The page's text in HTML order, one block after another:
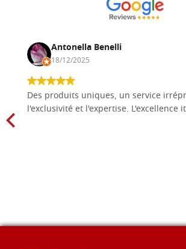
Antonella Benelli
18/12/2025
Des produits uniques, un service
l'exclusivité et l'expertise. L'excellence